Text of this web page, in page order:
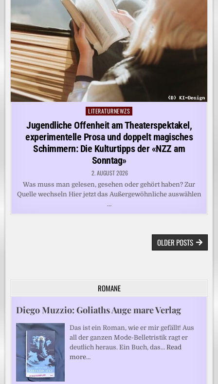
Posted
in
LITERATURNEWZS
Jugendliche Offenheit am Theaterspektakel,
experimentelle Prosa und doppelt magisches
Schimmern: Die Kulturtipps der «NZZ am
Sonntag»
2. AUGUST 2026
Was muss man gelesen, gesehen oder gehört haben? Zur
Quelle wechseln Hier jetzt das Außergewöhnliche auswählen
…
BEITRAGSNAVIGATIONOLDER POSTS
ROMANE
Diego Muzzio: Goliaths Auge mare Verlag
Das ist ein Roman, wie er mir gefällt! Aus
all der ganzen Mode-Belletristik ragt er
deutlich heraus. Ein Buch, das…Read
more…